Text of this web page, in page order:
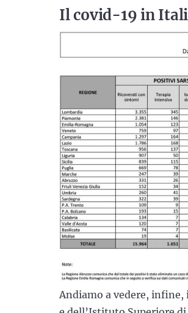
Il covid-19 in
Andiamo a vedere,